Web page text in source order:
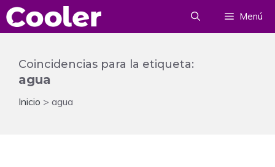
Saltar
al
Menú
Coincidencias para la etiqueta:
agua
Inicio > agua